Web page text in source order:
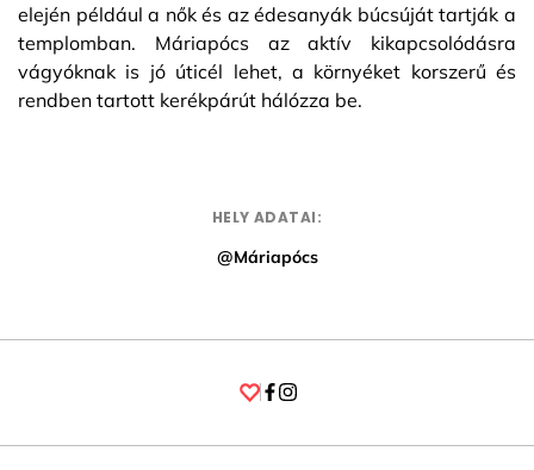
elején például a nők és az édesanyák búcsúját tartják a
templomban. Máriapócs az aktív kikapcsolódásra
vágyóknak is jó úticél lehet, a környéket korszerű és
rendben tartott kerékpárút hálózza be.
HELY ADATAI:
@Máriapócs